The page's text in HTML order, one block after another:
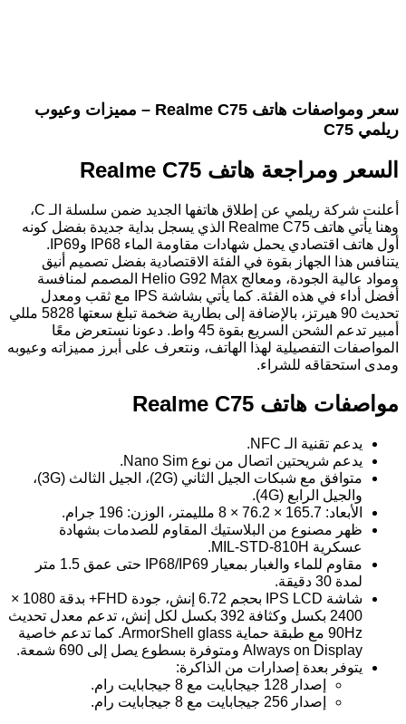
سعر ومواصفات هاتف Realme C75 – مميزات وعيوب
ريلمي C75
السعر ومراجعة هاتف Realme C75
أعلنت شركة ريلمي عن إطلاق هاتفها الجديد ضمن سلسلة الـ C،
وهنا يأتي هاتف Realme C75 الذي يسجل بداية جديدة بفضل كونه
أول هاتف اقتصادي يحمل شهادات مقاومة الماء IP68 وIP69.
يتنافس هذا الجهاز بقوة في الفئة الاقتصادية بفضل تصميم أنيق
ومواد عالية الجودة، ومعالج Helio G92 Max المصمم لمنافسة
أفضل أداء في هذه الفئة. كما يأتي بشاشة IPS مع ثقب ومعدل
تحديث 90 هيرتز، بالإضافة إلى بطارية ضخمة تبلغ سعتها 5828 مللي
أمبير تدعم الشحن السريع بقوة 45 واط. دعونا نستعرض معًا
المواصفات التفصيلية لهذا الهاتف، ونتعرف على أبرز مميزاته وعيوبه
ومدى استحقاقه للشراء.
مواصفات هاتف Realme C75
يدعم تقنية الـ NFC.
يدعم شريحتين اتصال من نوع Nano Sim.
متوافق مع شبكات الجيل الثاني (2G)، الجيل الثالث (3G)،
والجيل الرابع (4G).
الأبعاد: 165.7 × 76.2 × 8 ملليمتر، الوزن: 196 جرام.
ظهر مصنوع من البلاستيك المقاوم للصدمات بشهادة
عسكرية MIL-STD-810H.
مقاوم للماء والغبار بمعيار IP68/IP69 حتى عمق 1.5 متر
لمدة 30 دقيقة.
شاشة IPS LCD بحجم 6.72 إنش، جودة FHD+ بدقة 1080 ×
2400 بكسل وكثافة 392 بكسل لكل إنش، تدعم معدل تحديث
90Hz مع طبقة حماية ArmorShell glass. كما تدعم خاصية
Always on Display ومتوفرة بسطوع يصل إلى 690 شمعة.
يتوفر بعدة إصدارات من الذاكرة:
إصدار 128 جيجابايت مع 8 جيجابايت رام.
إصدار 256 جيجابايت مع 8 جيجابايت رام.